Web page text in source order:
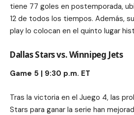
tiene 77 goles en postemporada,
12 de todos los tiempos. Además,
play lo colocan en el quinto lugar
Dallas Stars vs. Winnipeg Jets
Game 5 | 9:30 p.m. ET
Tras la victoria en el Juego 4, las
Stars para ganar la serie han